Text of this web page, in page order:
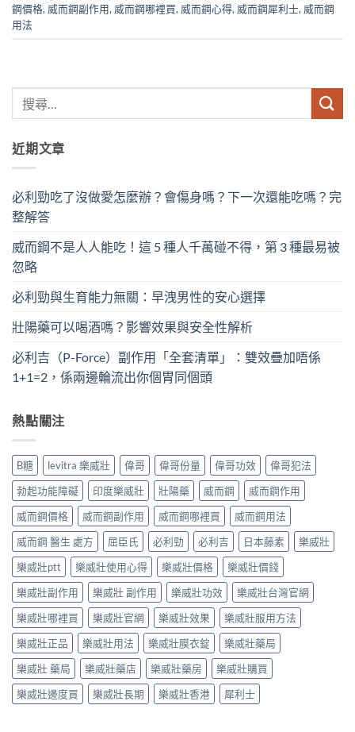
鋼價格, 威而鋼副作用, 威而鋼哪裡買, 威而鋼心得, 威而鋼犀利士, 威而鋼
用法
近期文章
必利勁吃了沒做愛怎麼辦？會傷身嗎？下一次還能吃嗎？完
整解答
威而鋼不是人人能吃！這 5 種人千萬碰不得，第 3 種最易被
忽略
必利勁與生育能力無關：早洩男性的安心選擇
壯陽藥可以喝酒嗎？影響效果與安全性解析
必利吉（P-Force）副作用「全套清單」：雙效疊加唔係
1+1=2，係兩邊輪流出你個胃同個頭
熱點關注
B糖 levitra 樂威壯 偉哥 偉哥份量 偉哥功效
偉哥犯法
勃起功能障礙
印度樂威壯 壯陽藥 威而鋼
威而鋼作用
威而鋼價格
威而鋼副作用 威而鋼哪裡買
威而鋼用法
威而鋼 醫生 處方
屈臣氏 必利勁 必利吉 日本藤素
樂威壯
樂威壯ptt
樂威壯使用心得 樂威壯價格
樂威壯價錢
樂威壯副作用
樂威壯 副作用 樂威壯功效
樂威壯台灣官網
樂威壯哪裡買
樂威壯官網 樂威壯效果
樂威壯服用方法
樂威壯正品
樂威壯用法 樂威壯膜衣錠
樂威壯藥局
樂威壯 藥局
樂威壯藥店 樂威壯藥房
樂威壯購買
樂威壯邊度買
樂威壯長期 樂威壯香港 犀利士